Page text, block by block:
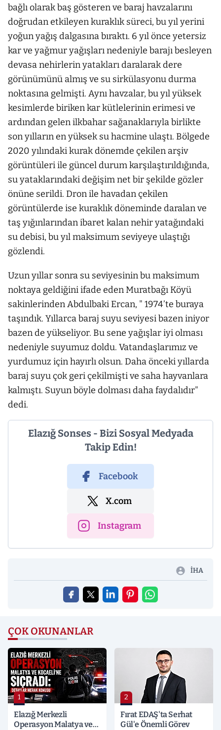
bağlı olarak baş gösteren ve baraj havzalarını
doğrudan etkileyen kuraklık süreci, bu yıl yerini
yoğun yağış dalgasına bıraktı. 6 yıl önce yetersiz
kar ve yağmur yağışları nedeniyle barajı besleyen
devasa nehirlerin yatakları daralarak dere
görünümünü almış ve su sirkülasyonu durma
noktasına gelmişti. Aynı havzalar, bu yıl yüksek
kesimlerde biriken kar kütlelerinin erimesi ve
ardından gelen ilkbahar sağanaklarıyla birlikte
son yılların en yüksek su hacmine ulaştı. Bölgede
2020 yılındaki kurak dönemde çekilen arşiv
görüntüleri ile güncel durum karşılaştırıldığında,
su yataklarındaki değişim net bir şekilde gözler
önüne serildi. Dron ile havadan çekilen
görüntülerde ise kuraklık döneminde daralan ve
taş yığınlarından ibaret kalan nehir yatağındaki
su debisi, bu yıl maksimum seviyeye ulaştığı
gözlendi.
Uzun yıllar sonra su seviyesinin bu maksimum
noktaya geldiğini ifade eden Muratbağı Köyü
sakinlerinden Abdulbaki Ercan, " 1974’te buraya
taşındık. Yıllarca baraj suyu seviyesi bazen iniyor
bazen de yükseliyor. Bu sene yağışlar iyi olması
nedeniyle suyumuz doldu. Vatandaşlarımız ve
yurdumuz için hayırlı olsun. Daha önceki yıllarda
baraj suyu çok geri çekilmişti ve saha hayvanlara
kalmıştı. Suyun böyle dolması daha faydalıdır"
dedi.
Elazığ Sonses - Bizi Sosyal Medyada
Takip Edin!
Facebook
X.com
Instagram
İHA
ÇOK OKUNANLAR
1
Elazığ Merkezli
Operasyon Malatya ve
2
Fırat EDAŞ'ta Serhat
Gül'e Önemli Görev